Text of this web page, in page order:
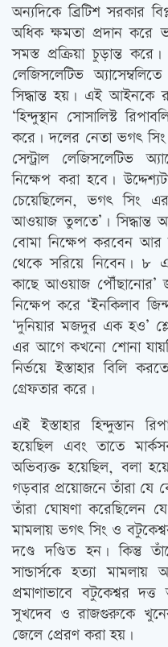
অন্যদিকে ব্রিটিশ সরকার
অধিক ক্ষমতা প্রদান করে
সমস্ত প্রক্রিয়া চুড়ান্ত
লেজিসলেটিভ
সিদ্ধান্ত হয়। এই
‘হিন্দুস্থান সোসালিস্ট
করে। দলের নেতা ভগৎ সিং
সেন্ট্রাল লেজিসলেটিভ
নিক্ষেপ করা হবে।
চেয়েছিলেন, ভগৎ সিং
আওয়াজ তুলতে’। সিদ্ধান্ত
বোমা নিক্ষেপ করবেন আর
থেকে সরিয়ে নিবেন। ৮
কাছে আওয়াজ পৌঁছানোর’
নিক্ষেপ করে ‘ইনকিলাব
‘দুনিয়ার মজদুর এক হও’
এর আগে কখনো শোনা
নির্ভয়ে ইস্তাহার বিলি
গ্রেফতার করে।
এই ইস্তাহার হিন্দুস্তান
হয়েছিল এবং তাতে
অভিব্যক্ত হয়েছিল, বলা
গড়বার প্রয়োজনে তাঁরা যে
তাঁরা ঘোষণা করেছিলেন
মামলায় ভগৎ সিং ও
দণ্ডে দণ্ডিত হন। কিন্তু
সান্ডার্সকে হত্যা
প্রমাণাভাবে বটুকেশ্বর
সুখদেব ও রাজগুরুকে
জেলে প্রেরণ করা হয়।